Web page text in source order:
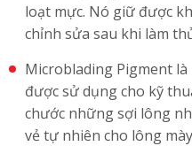
loạt mực. Nó giữ được
chỉnh sửa sau khi làm
Microblading Pigment
được sử dụng cho kỹ
chước những sợi lông
vẻ tự nhiên cho lông